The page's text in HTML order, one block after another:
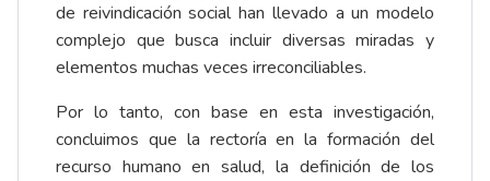
de reivindicación social han llevado a un modelo
complejo que busca incluir diversas miradas y
elementos muchas veces irreconciliables.
Por lo tanto, con base en esta investigación,
concluimos que la rectoría en la formación del
recurso humano en salud, la definición de los